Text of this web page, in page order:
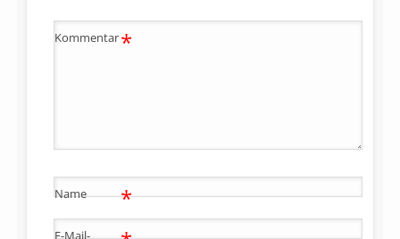
Kommentar*
Name *
E-Mail-